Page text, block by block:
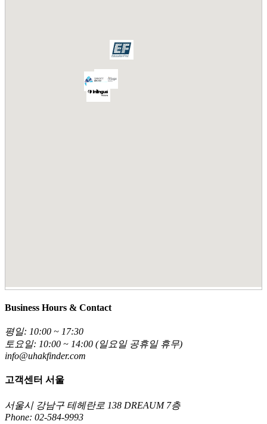
Business Hours & Contact
평일: 10:00 ~ 17:30
토요일: 10:00 ~ 14:00 (일요일 공휴일 휴무)
info@uhakfinder.com
고객센터 서울
서울시 강남구 테헤란로 138 DREAUM 7층
Phone: 02-584-9993